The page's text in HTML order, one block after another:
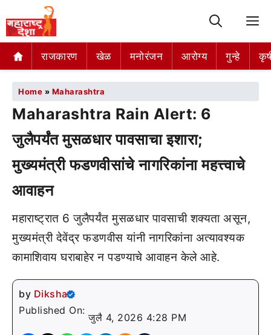
राजकारण खेळ मनोरंजन आरोग्य गुन्हे
Home » Maharashtra
Maharashtra Rain Alert: 6
जुलैपर्यंत मुसळधार पावसाचा इशारा;
मुख्यमंत्री फडणवीसांचे नागरिकांना महत्त्वाचे
आवाहन
महाराष्ट्रात 6 जुलैपर्यंत मुसळधार पावसाची शक्यता असून,
मुख्यमंत्री देवेंद्र फडणवीस यांनी नागरिकांना अत्यावश्यक
कामाशिवाय घराबाहेर न पडण्याचे आवाहन केले आहे.
by Diksha
Published On:
जुलै 4, 2026 4:28 PM